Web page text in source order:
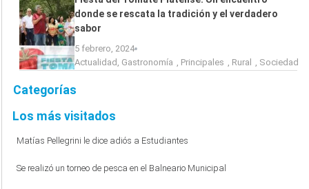
donde se rescata la tradición y el verdadero
sabor
5 febrero, 2024
Actualidad Gastronomía Principales Rural Sociedad
Categorías
Los más visitados
Matías Pellegrini le dice adiós a Estudiantes
Se realizó un torneo de pesca en el Balneario Municipal